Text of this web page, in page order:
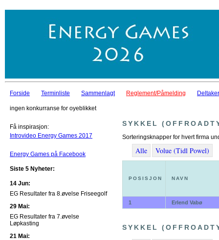
Forside Terminliste Sammenlagt Reglement/Påmelding
ingen konkurranse for oyeblikket
Få inspirasjon:
Introvideo Energy Games 2017
Energy Games på Facebook
Siste 5 Nyheter:
14 Jun:
EG Resultater fra 8.øvelse Friseegolf
29 Mai:
EG Resultater fra 7.øvelse
Løpkasting
21 Mai:
SYKKEL
Sorteringsknapper for hvert firma
Alle Volue (Tidl Powel)
POSISJON NAVN
1 Erlend Vabø
SYKKEL